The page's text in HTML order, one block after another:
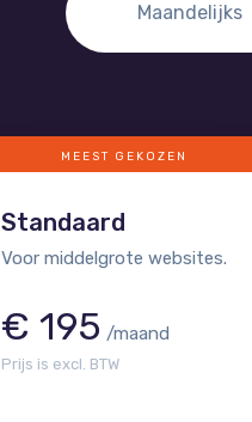
Maandelijks
MEEST GEKOZEN
Standaard
Voor middelgrote websites.
€ 195 /maand
Prijs is excl. BTW